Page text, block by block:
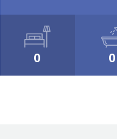
0 0